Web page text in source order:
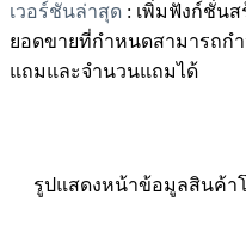
เวอร์ชันล่าสุด : เพิ่มฟังก์ชั่น
ยอดขายที่กำหนดสามารถก
แถมและจำนวนแถมได้
รูปแสดงหน้าข้อมูลสินค้า